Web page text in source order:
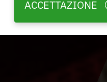
ACCETTAZIONE